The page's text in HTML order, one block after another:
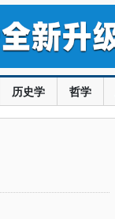
历史学 哲学